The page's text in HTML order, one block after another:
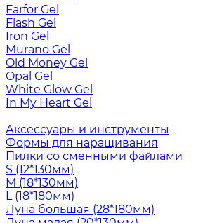
Farfor Gel
Flash Gel
Iron Gel
Murano Gel
Old Money Gel
Opal Gel
White Glow Gel
In My Heart Gel
Аксессуары и инструменты
Формы для наращивания
Пилки со сменными файлами
S (12*130мм)
M (18*130мм)
L (18*180мм)
Луна большая (28*180мм)